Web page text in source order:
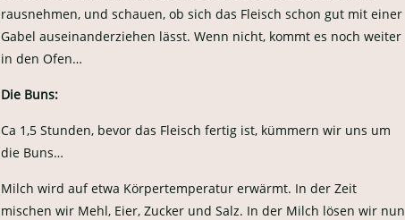
rausnehmen, und schauen, ob sich das Fleisch schon gut mit einer
Gabel auseinanderziehen lässt. Wenn nicht, kommt es noch weiter
in den Ofen…
Die Buns:
Ca 1,5 Stunden, bevor das Fleisch fertig ist, kümmern wir uns um
die Buns…
Milch wird auf etwa Körpertemperatur erwärmt. In der Zeit
mischen wir Mehl, Eier, Zucker und Salz. In der Milch lösen wir nun